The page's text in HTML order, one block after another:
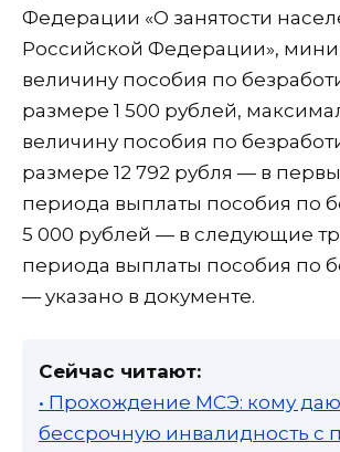
Федерации «О занятости
Российской Федерации»,
величину пособия по
размере 1 500 рублей,
величину пособия по
размере 12 792 рубля — в
периода выплаты пособия по
5 000 рублей — в следующие
периода выплаты пособия по
— указано в документе.
Сейчас читают:
• Прохождение МСЭ: кому
бессрочную инвалидность с